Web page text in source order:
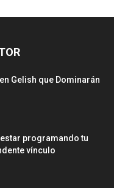
Gelish que Dominarán
programando tu
vínculo